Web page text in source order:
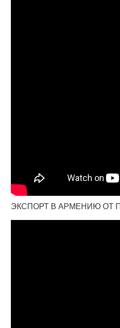
ЭКСПОРТ В АРМЕНИЮ ОТ